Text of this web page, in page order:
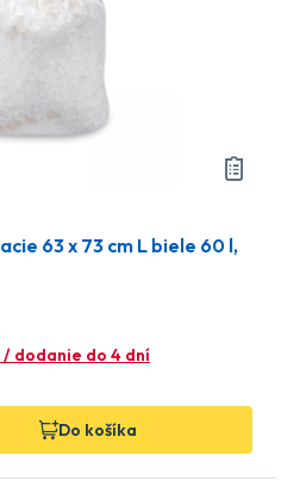
63 x 73 cm L biele 60 l,
dodanie do 4 dní
Do košíka